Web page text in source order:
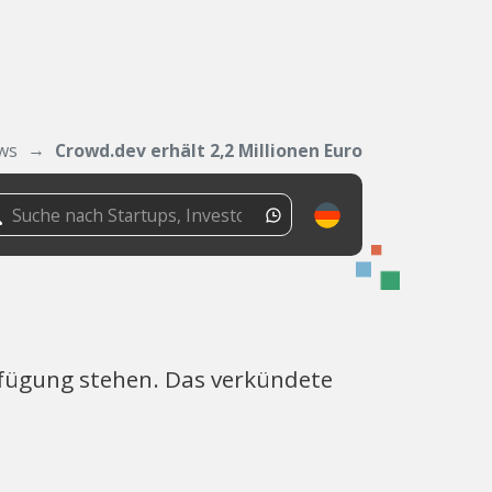
Crowd.dev erhält 2,2 Millionen Euro
stehen. Das verkündete